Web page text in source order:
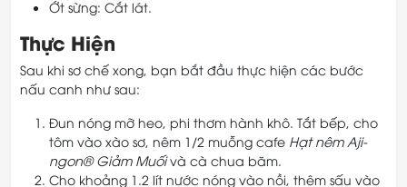
Ớt sừng: Cắt lát.
Thực Hiện
Sau khi sơ chế xong, bạn bắt đầu thực hiện các bước
nấu canh như sau:
Đun nóng mỡ heo, phi thơm hành khô. Tắt bếp, cho
tôm vào xào sơ, nêm 1/2 muỗng cafe Hạt nêm Aji-
ngon® Giảm Muốivà cà chua băm.
Cho khoảng 1.2 lít nước nóng vào nồi, thêm sấu vào